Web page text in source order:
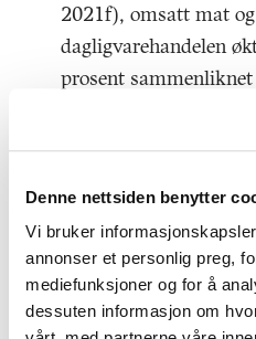
Denne nettsiden benytter
Vi bruker
annonser et personlig preg,
mediefunksjoner og for å
dessuten informasjon om
2021f), omsatt mat
dagligvarehandelen
prosent
serveringsbransjen
og-nedstenginger
kombinasjon med en
med økt omsetning av
handelsvarer